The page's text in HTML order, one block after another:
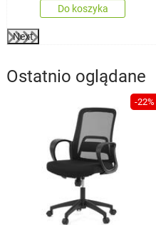
Do koszyka
Next
Ostatnio oglądane
-22%